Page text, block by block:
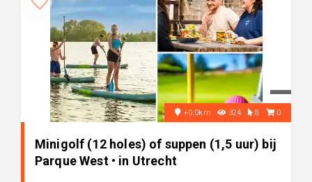
+0.0km 324 8 0
Minigolf (12 holes) of suppen (1,5 uur) bij
Parque West • in Utrecht